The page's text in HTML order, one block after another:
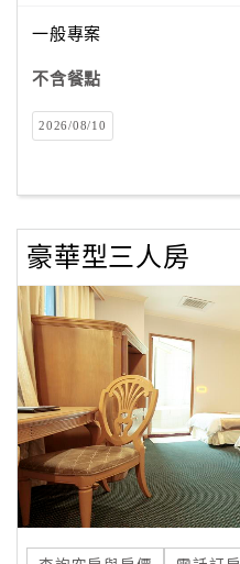
合
作
提
飯
合
作
廠
商
合
作
一般專案
不含餐點
2026/08/10
豪華型三人房